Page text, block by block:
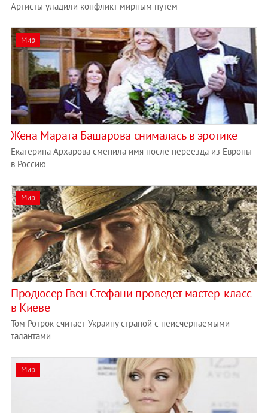
Артисты уладили конфликт мирным путем
Мир
Жена Марата Башарова снималась в эротике
Екатерина Архарова сменила имя после переезда из Европы
в Россию
Мир
Продюсер Гвен Стефани проведет мастер-класс
в Киеве
Том Ротрок считает Украину страной с неисчерпаемыми
талантами
Мир